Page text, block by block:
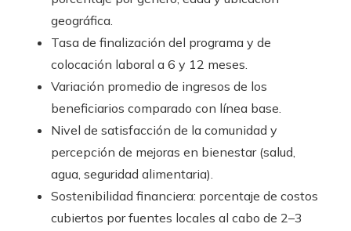
geográfica.
Tasa de finalización del programa y de
colocación laboral a 6 y 12 meses.
Variación promedio de ingresos de los
beneficiarios comparado con línea base.
Nivel de satisfacción de la comunidad y
percepción de mejoras en bienestar (salud,
agua, seguridad alimentaria).
Sostenibilidad financiera: porcentaje de costos
cubiertos por fuentes locales al cabo de 2–3